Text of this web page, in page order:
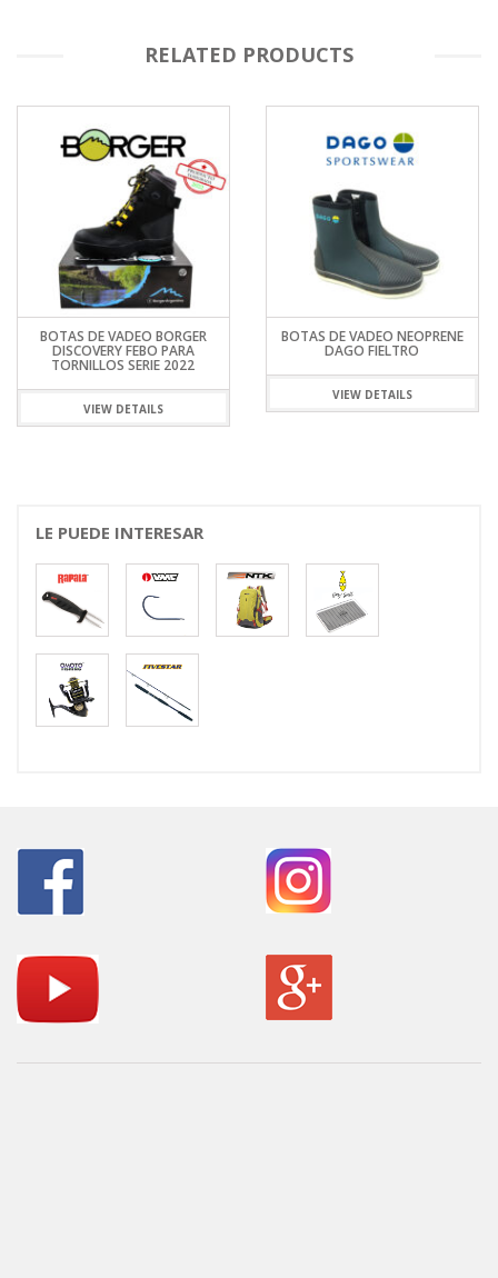
RELATED PRODUCTS
BOTAS DE VADEO BORGER
DISCOVERY FEBO PARA
TORNILLOS SERIE 2022
VIEW DETAILS
BOTAS DE VADEO NEOPRENE
DAGO FIELTRO
VIEW DETAILS
LE PUEDE INTERESAR